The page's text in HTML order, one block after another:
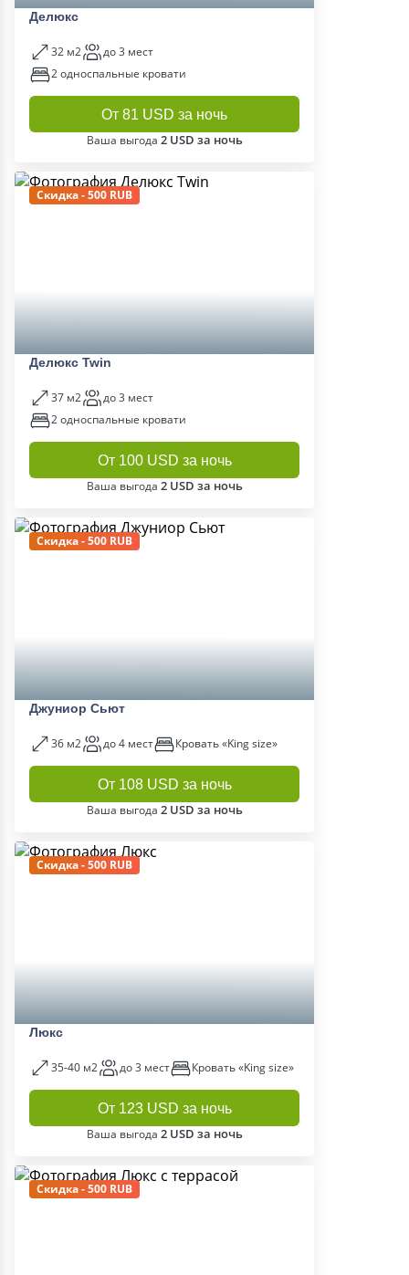
Делюкс
32 м2
до 3 мест
2 односпальные кровати
От 81 USD за ночь
Ваша выгода 2 USD за ночь
Скидка - 500 RUB
Делюкс Twin
37 м2
до 3 мест
2 односпальные кровати
От 100 USD за ночь
Ваша выгода 2 USD за ночь
Скидка - 500 RUB
Джуниор Сьют
36 м2 до 4 мест Кровать «King size»
От 108 USD за ночь
Ваша выгода 2 USD за ночь
Скидка - 500 RUB
Люкс
35-40 м2 до 3 мест Кровать «King size»
От 123 USD за ночь
Ваша выгода 2 USD за ночь
Скидка - 500 RUB